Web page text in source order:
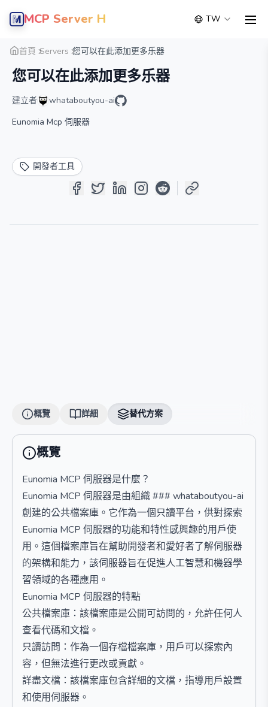
MCP Server Hub TW
首頁 Servers 您可以在此添加更多乐器
您可以在此添加更多乐器
建立者
whataboutyou-ai
Eunomia Mcp 伺服器
開發者工具
概覽 詳細 替代方案
概覽 詳細 替代方案
概覽
Eunomia MCP 伺服器是什麼？
Eunomia MCP 伺服器是由組織 ### whataboutyou-ai
創建的公共檔案庫。它作為一個只讀平台，供對探索
Eunomia MCP 伺服器的功能和特性感興趣的用戶使
用。這個檔案庫旨在幫助開發者和愛好者了解伺服器
的架構和能力，該伺服器旨在促進人工智慧和機器學
習領域的各種應用。
Eunomia MCP 伺服器的特點
公共檔案庫：該檔案庫是公開可訪問的，允許任何人
查看代碼和文檔。
只讀訪問：作為一個存檔檔案庫，用戶可以探索內
容，但無法進行更改或貢獻。
詳盡文檔：該檔案庫包含詳細的文檔，指導用戶設置
和使用伺服器。